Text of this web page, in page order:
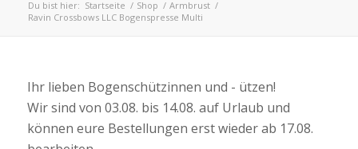
Du bist hier: Startseite / Shop / Armbrust /
Ravin Crossbows LLC Bogenspresse Multi
Ihr lieben Bogenschützinnen und - ützen!
Wir sind von 03.08. bis 14.08. auf Urlaub und
können eure Bestellungen erst wieder ab 17.08.